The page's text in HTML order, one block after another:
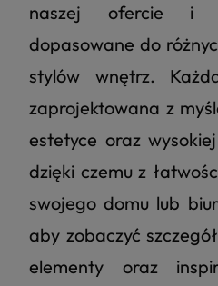
naszej ofercie i
dopasowane do
stylów wnętrz.
zaprojektowana z
estetyce oraz
dzięki czemu z
swojego domu lub
aby zobaczyć
elementy oraz
4.8
z całego